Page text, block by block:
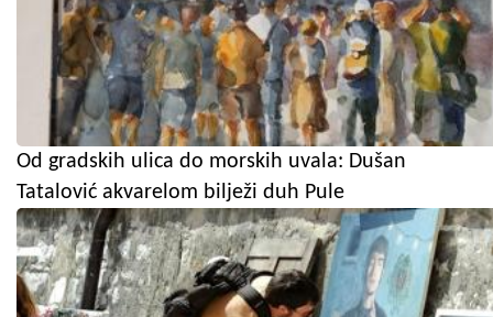
Od gradskih ulica do morskih uvala: Dušan
Tatalović akvarelom bilježi duh Pule